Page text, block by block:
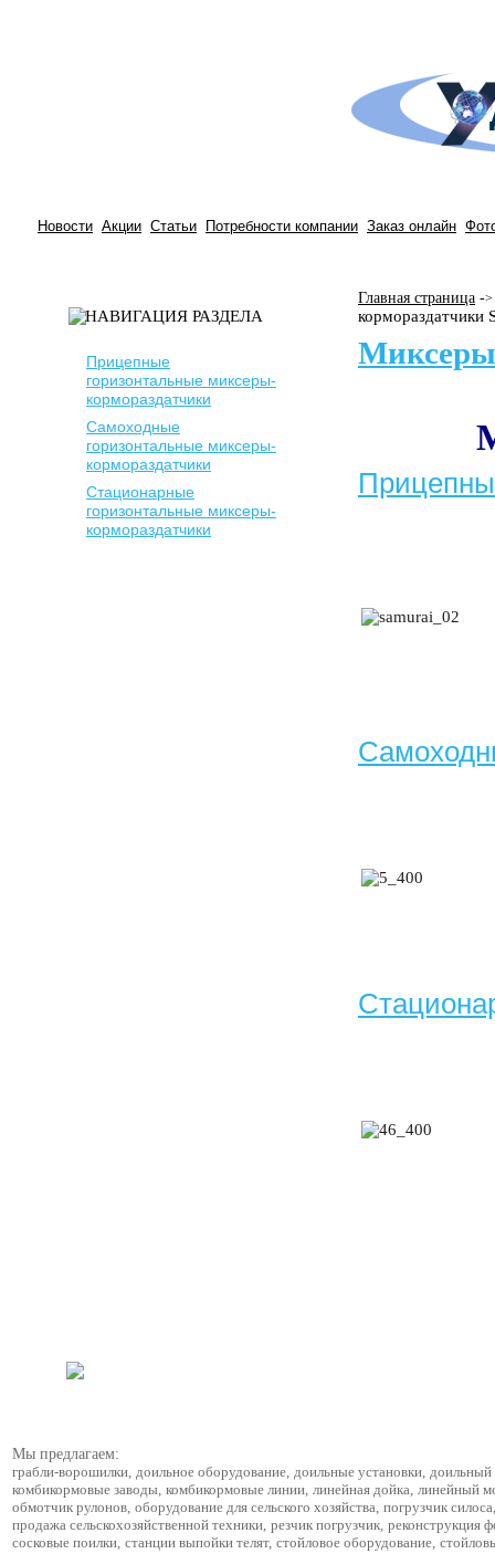
Новости Акции Статьи Потребности компании Заказ онлайн
Главная страница ->
кормораздатчики
Прицепные
горизонтальные миксеры-
кормораздатчики
Самоходные
горизонтальные миксеры-
кормораздатчики
Стационарные
горизонтальные миксеры-
кормораздатчики
Мы предлагаем:
грабли-ворошилки, доильное оборудование, доильные установки, доильный
комбикормовые заводы, комбикормовые линии, линейная дойка, линейный
обмотчик рулонов, оборудование для сельского хозяйства, погрузчик силоса,
продажа сельскохозяйственной техники, резчик погрузчик, реконструкция
сосковые поилки, станции выпойки телят, стойловое оборудование,